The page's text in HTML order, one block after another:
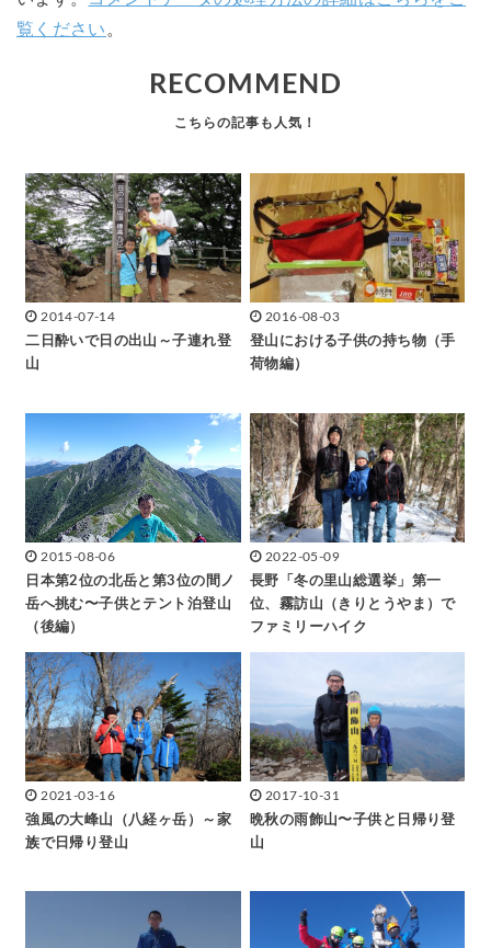
覧ください 。
RECOMMEND
2014-07-14
二日酔いで日の出山～子連れ登
2016-08-03
登山における子供の持ち物（手
荷物編）
2015-08-06
日本第2位の北岳と第3位の間ノ
岳へ挑む〜子供とテント泊登山
（後編）
2022-05-09
長野「冬の里山総選挙」第一
位、霧訪山（きりとうやま）で
ファミリーハイク
2021-03-16
強風の大峰山（八経ヶ岳）～家
族で日帰り登山
2017-10-31
晩秋の雨飾山〜子供と日帰り登
山